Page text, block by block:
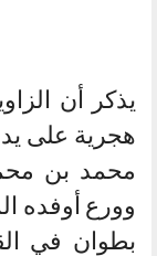
هجرية على
محمد بن
وورع أوفده
بطوان في